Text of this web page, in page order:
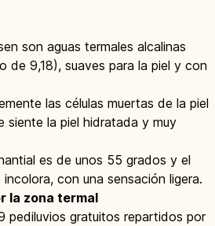
son aguas termales alcalinas
de 9,18), suaves para la piel y con
las células muertas de la piel
siente la piel hidratada y muy
es de unos 55 grados y el
con una sensación ligera.
la zona termal
pediluvios gratuitos repartidos por